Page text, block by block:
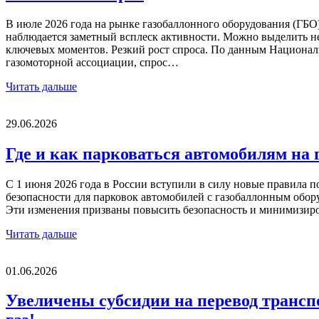
В июле 2026 года на рынке газобаллонного оборудования
наблюдается заметный всплеск активности. Можно выделить
ключевых моментов. Резкий рост спроса. По данным
газомоторной ассоциации, спрос…
Читать дальше
29.06.2026
Где и как парковаться автомобилям на
С 1 июня 2026 года в России вступили в силу новые правила
безопасности для парковок автомобилей с газобаллонным
Эти изменения призваны повысить безопасность и
Читать дальше
01.06.2026
Увеличены субсидии на перевод